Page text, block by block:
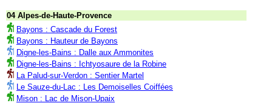
04 Alpes-de-Haute-Provence
Bayons : Cascade du Forest
Bayons : Hauteur de Bayons
Digne-les-Bains : Dalle aux Ammonites
Digne-les-Bains : Ichtyosaure de la Robine
La Palud-sur-Verdon : Sentier Martel
Le Sauze-du-Lac : Les Demoiselles Coiffées
Mison : Lac de Mison-Upaix